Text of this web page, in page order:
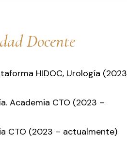
Docente
H!DOC, Urología (2023
Academia CTO (2023 –
CTO (2023 – actualmente)